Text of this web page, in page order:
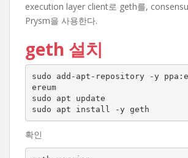
execution layer client로 geth를,
Prysm을 사용한다.
geth 설치
sudo add-apt-repository -y
ereum
sudo apt update
sudo apt install -y geth
확인